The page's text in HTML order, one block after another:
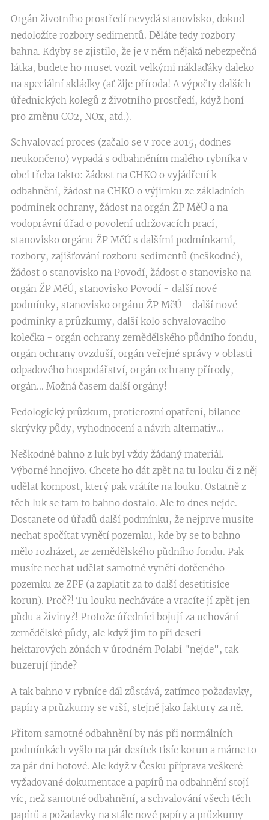
Orgán životního prostředí nevydá stanovisko, dokud
nedoložíte rozbory sedimentů. Děláte tedy rozbory
bahna. Kdyby se zjistilo, že je v něm nějaká nebezpečná
látka, budete ho muset vozit velkými náklaďáky daleko
na speciální skládky (ať žije příroda! A výpočty dalších
úřednických kolegů z životního prostředí, když honí
pro změnu CO2, NOx, atd.).
Schvalovací proces (začalo se v roce 2015, dodnes
neukončeno) vypadá s odbahněním malého rybníka v
obci třeba takto: žádost na CHKO o vyjádření k
odbahnění, žádost na CHKO o výjimku ze základních
podmínek ochrany, žádost na orgán ŽP MěÚ a na
vodoprávní úřad o povolení udržovacích prací,
stanovisko orgánu ŽP MěÚ s dalšími podmínkami,
rozbory, zajišťování rozboru sedimentů (neškodné),
žádost o stanovisko na Povodí, žádost o stanovisko na
orgán ŽP MěÚ, stanovisko Povodí - další nové
podmínky, stanovisko orgánu ŽP MěÚ - další nové
podmínky a průzkumy, další kolo schvalovacího
kolečka - orgán ochrany zemědělského půdního fondu,
orgán ochrany ovzduší, orgán veřejné správy v oblasti
odpadového hospodářství, orgán ochrany přírody,
orgán... Možná časem další orgány!
Pedologický průzkum, protierozní opatření, bilance
skrývky půdy, vyhodnocení a návrh alternativ...
Neškodné bahno z luk byl vždy žádaný materiál.
Výborné hnojivo. Chcete ho dát zpět na tu louku či z něj
udělat kompost, který pak vrátíte na louku. Ostatně z
těch luk se tam to bahno dostalo. Ale to dnes nejde.
Dostanete od úřadů další podmínku, že nejprve musíte
nechat spočítat vynětí pozemku, kde by se to bahno
mělo rozházet, ze zemědělského půdního fondu. Pak
musíte nechat udělat samotné vynětí dotčeného
pozemku ze ZPF (a zaplatit za to další desetitisíce
korun). Proč?! Tu louku necháváte a vracíte jí zpět jen
půdu a živiny?! Protože úředníci bojují za uchování
zemědělské půdy, ale když jim to při deseti
hektarových zónách v úrodném Polabí "nejde", tak
buzerují jinde?
A tak bahno v rybníce dál zůstává, zatímco požadavky,
papíry a průzkumy se vrší, stejně jako faktury za ně.
Přitom samotné odbahnění by nás při normálních
podmínkách vyšlo na pár desítek tisíc korun a máme to
za pár dní hotové. Ale když v Česku příprava veškeré
vyžadované dokumentace a papírů na odbahnění stojí
víc, než samotné odbahnění, a schvalování všech těch
papírů a požadavky na stále nové papíry a průzkumy